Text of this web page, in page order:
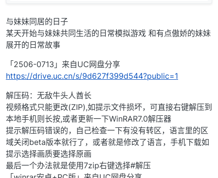
与妹妹同居的日子
某天开始与妹妹共同生活的日常模拟游戏 和有点傲娇的妹妹
展开的日常故事
「2506-0713」来自UC网盘分享
https://drive.uc.cn/s/9d627f399d544?public=1
解压码：无敌牛头人酋长
视频格式只能更改(ZIP),如提示文件损坏，可直接右键解压到
本地手机则长按,或者更新一下WinRAR7.0解压器
提示解压码错误的，自己检查一下有没有转区，语言里的区
域关闭beta版本就行了，或者就是修改了语言，手机下载如
提示选择画质要选择原画
最后一个办法就是使用7zip右键选择#解压